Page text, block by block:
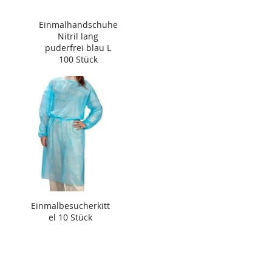
Einmalhandschuhe
Nitril lang
puderfrei blau L
100 Stück
Einmalbesucherkitt
el 10 Stück